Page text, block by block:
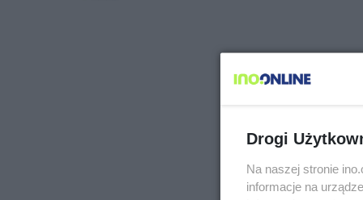
Drogi
Na naszej stronie
informacje na